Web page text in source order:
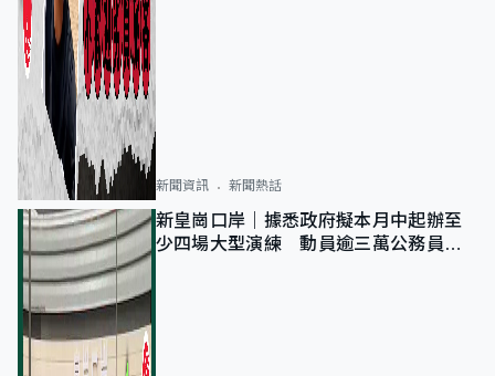
新聞資訊 新聞熱話
新皇崗口岸｜據悉政府擬本月中起辦至
少四場大型演練 動員逾三萬公務員人